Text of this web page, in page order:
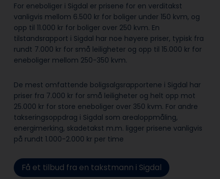
For eneboliger i Sigdal er prisene for en verditakst
vanligvis mellom 6.500 kr for boliger under 150 kvm, og
opp til 11.000 kr for boliger over 250 kvm. En
tilstandsrapport i Sigdal har noe høyere priser, typisk fra
rundt 7.000 kr for små leiligheter og opp til 15.000 kr for
eneboliger mellom 250-350 kvm.
De mest omfattende boligsalgsrapportene i Sigdal har
priser fra 7.000 kr for små leiligheter og helt opp mot
25.000 kr for store eneboliger over 350 kvm. For andre
takseringsoppdrag i Sigdal som arealoppmåling,
energimerking, skadetakst m.m. ligger prisene vanligvis
på rundt 1.000-2.000 kr per time
Få et tilbud fra en takstmann i Sigdal